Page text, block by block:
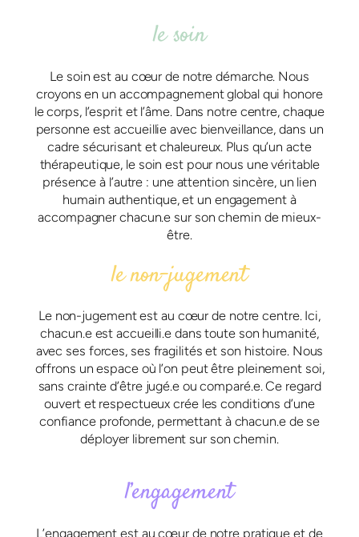
le soin
Le soin est au cœur de notre démarche. Nous
croyons en un accompagnement global qui honore
le corps, l’esprit et l’âme. Dans notre centre, chaque
personne est accueillie avec bienveillance, dans un
cadre sécurisant et chaleureux. Plus qu’un acte
thérapeutique, le soin est pour nous une véritable
présence à l’autre : une attention sincère, un lien
humain authentique, et un engagement à
accompagner chacun.e sur son chemin de mieux-
être.
le non-jugement
Le non-jugement est au cœur de notre centre. Ici,
chacun.e est accueilli.e dans toute son humanité,
avec ses forces, ses fragilités et son histoire. Nous
offrons un espace où l’on peut être pleinement soi,
sans crainte d’être jugé.e ou comparé.e. Ce regard
ouvert et respectueux crée les conditions d’une
confiance profonde, permettant à chacun.e de se
déployer librement sur son chemin.
l’engagement
L’engagement est au cœur de notre pratique et de